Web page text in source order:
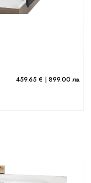
459.65 € | 899.00 лв.